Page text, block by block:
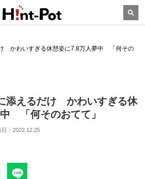
かわいすぎる休憩姿に7.8万人夢中 「何その
添えるだけ かわいすぎる休
「何そのおてて」
日：2022.12.25